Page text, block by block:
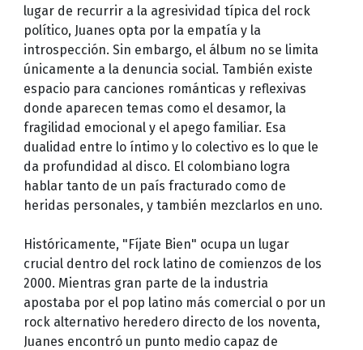
lugar de recurrir a la agresividad típica del rock
político, Juanes opta por la empatía y la
introspección. Sin embargo, el álbum no se limita
únicamente a la denuncia social. También existe
espacio para canciones románticas y reflexivas
donde aparecen temas como el desamor, la
fragilidad emocional y el apego familiar. Esa
dualidad entre lo íntimo y lo colectivo es lo que le
da profundidad al disco. El colombiano logra
hablar tanto de un país fracturado como de
heridas personales, y también mezclarlos en uno.
Históricamente, "Fíjate Bien" ocupa un lugar
crucial dentro del rock latino de comienzos de los
2000. Mientras gran parte de la industria
apostaba por el pop latino más comercial o por un
rock alternativo heredero directo de los noventa,
Juanes encontró un punto medio capaz de